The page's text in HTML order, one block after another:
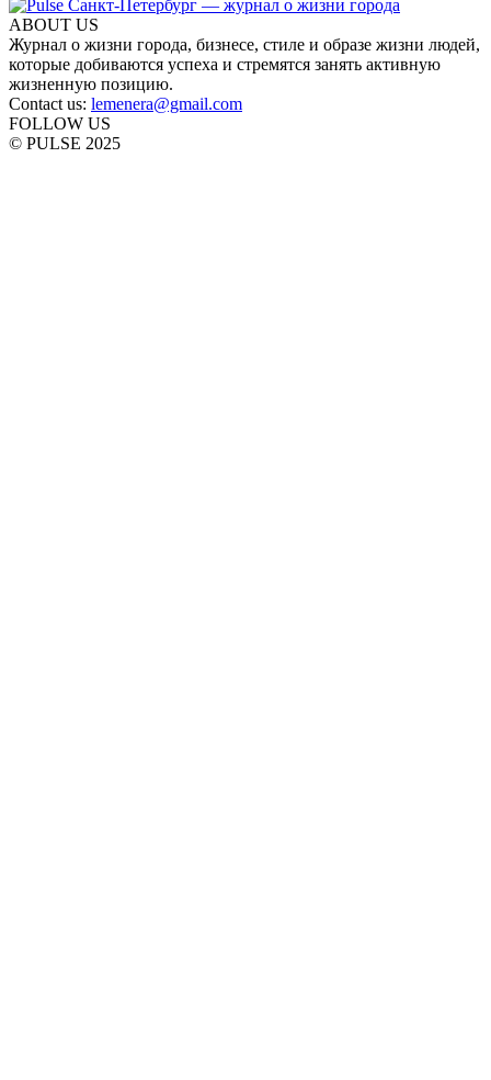
ABOUT US
Журнал о жизни города, бизнесе, стиле и образе жизни людей,
которые добиваются успеха и стремятся занять активную
жизненную позицию.
Contact us: lemenera@gmail.com
FOLLOW US
© PULSE 2025